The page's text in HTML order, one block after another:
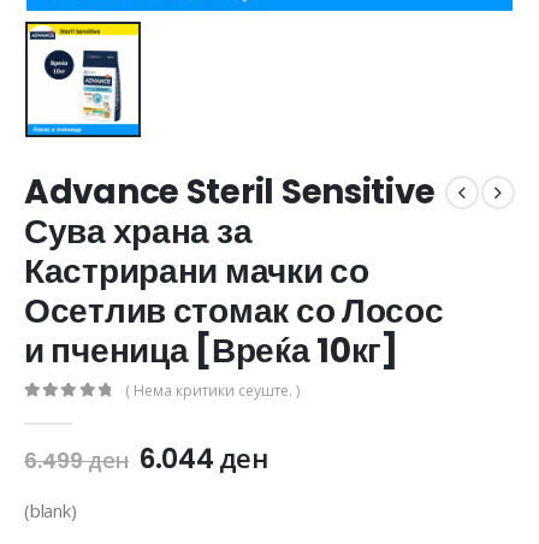
Advance Steril Sensitive
Сува храна за
Кастрирани мачки со
Осетлив стомак со Лосос
и пченица [Вреќа 10кг]
( Нема критики сеуште. )
6.499ден 6.044ден
(blank)